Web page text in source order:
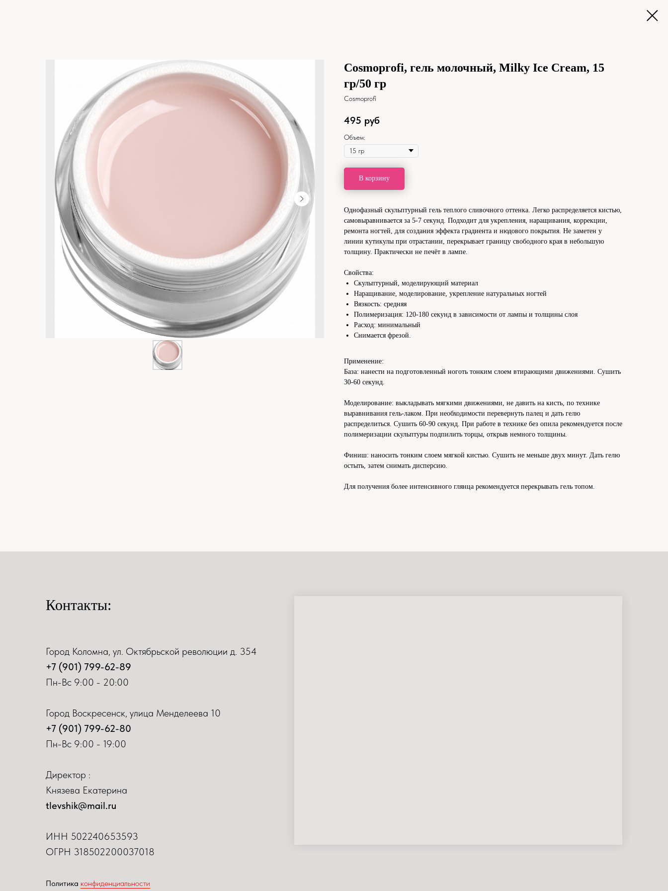
Cosmoprofi, гель молочный, Milky Ice Cream, 15
гр/50 гр
Cosmoprofi
495 руб
Объем:
В корзину
Однофазный скульптурный гель теплого сливочного оттенка. Легко распределяется кистью,
самовыравнивается за 5-7 секунд. Подходит для укрепления, наращивания, коррекции,
ремонта ногтей, для создания эффекта градиента и нюдового покрытия. Не заметен у
линии кутикулы при отрастании, перекрывает границу свободного края в небольшую
толщину. Практически не печёт в лампе.
Свойства:
Скульптурный, моделирующий материал
Наращивание, моделирование, укрепление натуральных ногтей
Вязкость: средняя
Полимеризация: 120-180 секунд в зависимости от лампы и толщины слоя
Расход: минимальный
Снимается фрезой.
Применение:
База: нанести на подготовленный ноготь тонким слоем втирающими движениями. Сушить
30-60 секунд.
Моделирование: выкладывать мягкими движениями, не давить на кисть, по технике
выравнивания гель-лаком. При необходимости перевернуть палец и дать гелю
распределиться. Сушить 60-90 секунд. При работе в технике без опила рекомендуется после
полимеризации скульптуры подпилить торцы, открыв немного толщины.
Финиш: наносить тонким слоем мягкой кистью. Сушить не меньше двух минут. Дать гелю
остыть, затем снимать дисперсию.
Для получения более интенсивного глянца рекомендуется перекрывать гель топом.
Контакты:
Город Коломна, ул. Октябрьской революции д. 354
+7 (901) 799-62-89
Пн-Вс 9:00 - 20:00
Город Воскресенск, улица Менделеева 10
+7 (901) 799-62-80
Пн-Вс 9:00 - 19:00
Директор :
Князева Екатерина
tlevshik@mail.ru
ИНН 502240653593
ОГРН 318502200037018
Политика конфиденциальности